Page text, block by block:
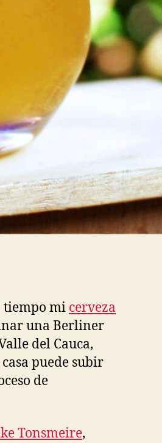
tiempo mi cerveza
una Berliner
del Cauca,
puede subir
de
Tonsmeire,